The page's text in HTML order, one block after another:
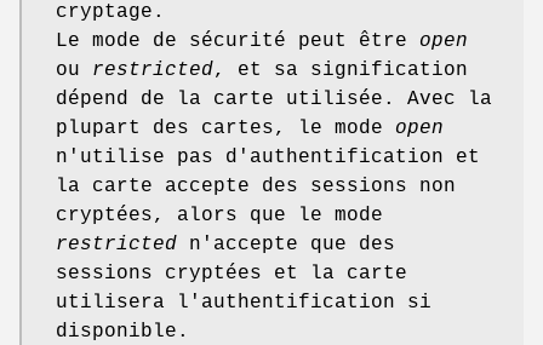
cryptage.
Le mode de sécurité peut être open
ou restricted, et sa signification
dépend de la carte utilisée. Avec la
plupart des cartes, le mode open
n'utilise pas d'authentification et
la carte accepte des sessions non
cryptées, alors que le mode
restricted n'accepte que des
sessions cryptées et la carte
utilisera l'authentification si
disponible.